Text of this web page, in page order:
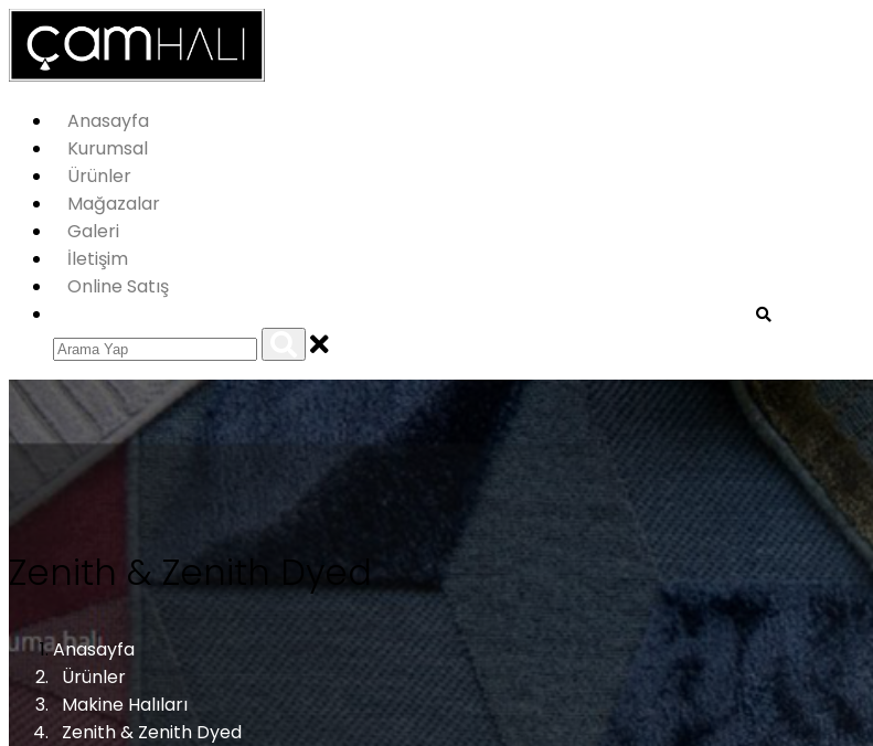
Anasayfa
Kurumsal
Ürünler
Mağazalar
Galeri
İletişim
Online Satış
Zenith & Zenith Dyed
Anasayfa
Ürünler
Makine Halıları
Zenith & Zenith Dyed